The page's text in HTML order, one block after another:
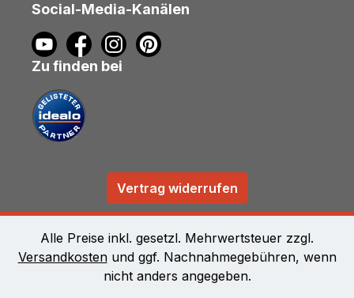
Social-Media-Kanälen
Zu finden bei
Vertrag widerrufen
Alle Preise inkl. gesetzl. Mehrwertsteuer zzgl.
Versandkostenund ggf. Nachnahmegebühren, wenn
nicht anders angegeben.